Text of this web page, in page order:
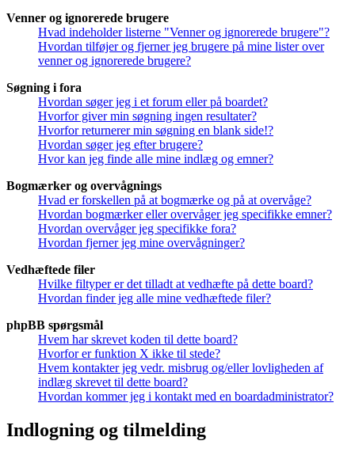
Venner og ignorerede brugere
Hvad indeholder listerne "Venner og ignorerede brugere"?
Hvordan tilføjer og fjerner jeg brugere på mine lister over
venner og ignorerede brugere?
Søgning i fora
Hvordan søger jeg i et forum eller på boardet?
Hvorfor giver min søgning ingen resultater?
Hvorfor returnerer min søgning en blank side!?
Hvordan søger jeg efter brugere?
Hvor kan jeg finde alle mine indlæg og emner?
Bogmærker og overvågnings
Hvad er forskellen på at bogmærke og på at overvåge?
Hvordan bogmærker eller overvåger jeg specifikke emner?
Hvordan overvåger jeg specifikke fora?
Hvordan fjerner jeg mine overvågninger?
Vedhæftede filer
Hvilke filtyper er det tilladt at vedhæfte på dette board?
Hvordan finder jeg alle mine vedhæftede filer?
phpBB spørgsmål
Hvem har skrevet koden til dette board?
Hvorfor er funktion X ikke til stede?
Hvem kontakter jeg vedr. misbrug og/eller lovligheden af
indlæg skrevet til dette board?
Hvordan kommer jeg i kontakt med en boardadministrator?
Indlogning og tilmelding